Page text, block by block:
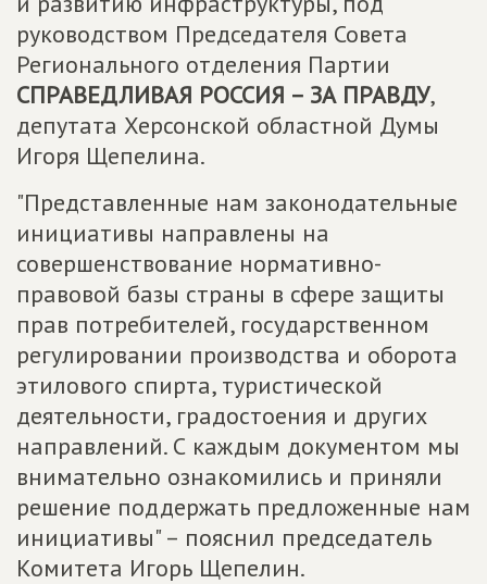
руководством Председателя Совета
Регионального отделения Партии
СПРАВЕДЛИВАЯ РОССИЯ – ЗА ПРАВДУ,
депутата Херсонской областной Думы
Игоря Щепелина.
"Представленные нам законодательные
инициативы направлены на
совершенствование нормативно-
правовой базы страны в сфере защиты
прав потребителей, государственном
регулировании производства и оборота
этилового спирта, туристической
деятельности, градостоения и других
направлений. С каждым документом мы
внимательно ознакомились и приняли
решение поддержать предложенные нам
инициативы" – пояснил председатель
Комитета Игорь Щепелин.